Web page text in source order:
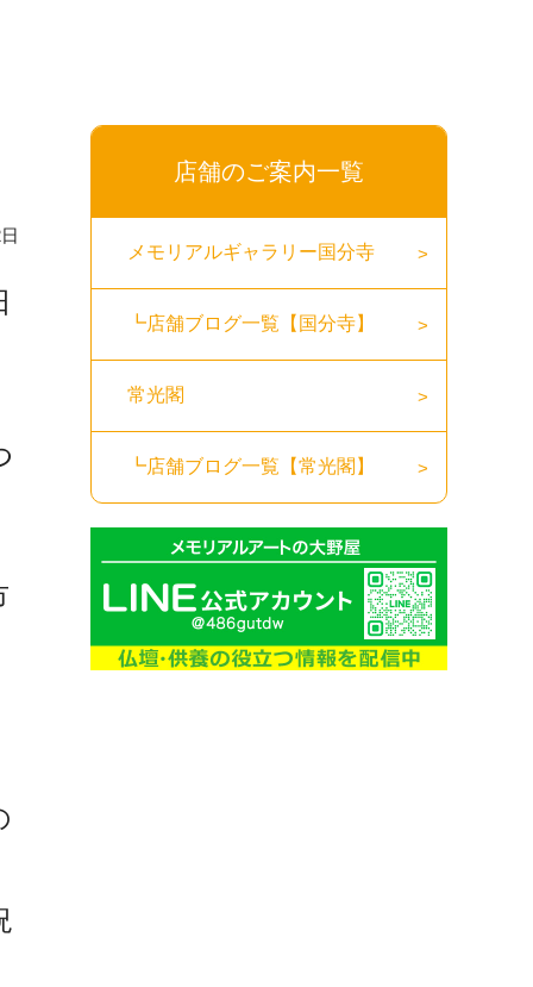
店舗のご案内一覧
メモリアルギャラリー国分寺
┗店舗ブログ一覧【国分寺】
常光閣
┗店舗ブログ一覧【常光閣】